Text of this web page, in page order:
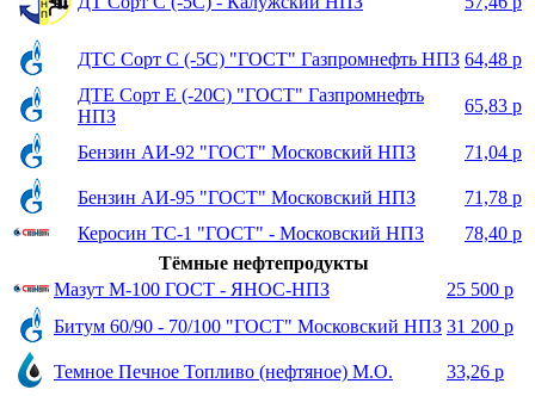
ДТС Сорт С (-5С) "ГОСТ" Газпромнефть НПЗ 64,48 р
ДТЕ Сорт Е (-20С) "ГОСТ" Газпромнефть
НПЗ
65,83 р
Бензин АИ-92 "ГОСТ" Московский НПЗ 71,04 р
Бензин АИ-95 "ГОСТ" Московский НПЗ
71,78 р
Керосин ТС-1 "ГОСТ" - Московский НПЗ
78,40 р
Тёмные нефтепродукты
Мазут М-100 ГОСТ - ЯНОС-НПЗ
25 500 р
Битум 60/90 - 70/100 "ГОСТ" Московский НПЗ 31 200 р
Темное Печное Топливо (нефтяное) М.О. 33,26 р